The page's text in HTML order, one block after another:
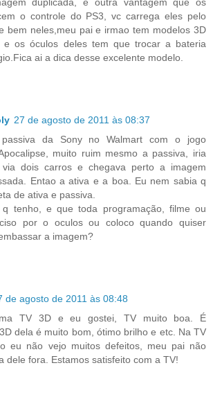
duplicada, e outra vantagem que os
o controle do PS3, vc carrega eles pelo
bem neles,meu pai e irmao tem modelos 3D
e os óculos deles tem que trocar a bateria
ai a dica desse excelente modelo.
27 de agosto de 2011 às 08:37
da Sony no Walmart com o jogo
muito ruim mesmo a passiva, iria
dois carros e chegava perto a imagem
Entao a ativa e a boa. Eu nem sabia q
de ativa e passiva.
q tenho, e que toda programação, filme ou
por o oculos ou coloco quando quiser
a imagem?
de agosto de 2011 às 08:48
TV 3D e eu gostei, TV muito boa. É
dela é muito bom, ótimo brilho e etc. Na TV
eu não vejo muitos defeitos, meu pai não
dele fora. Estamos satisfeito com a TV!